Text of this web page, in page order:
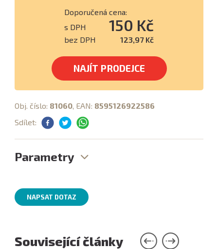
Doporučená cena:
s DPH
150 Kč
bez DPH 123,97 Kč
NAJÍT PRODEJCE
Obj. číslo: 81060, EAN: 8595126922586
Sdílet:
Parametry
NAPSAT DOTAZ
Související články